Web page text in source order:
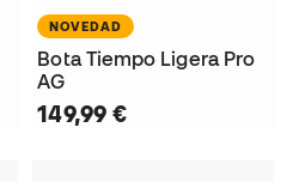
NOVEDAD
Bota Tiempo Ligera Pro
AG
149,99 €